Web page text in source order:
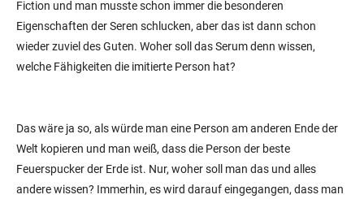
Fiction und man musste schon immer die besonderen
Eigenschaften der Seren schlucken, aber das ist dann schon
wieder zuviel des Guten. Woher soll das Serum denn wissen,
welche Fähigkeiten die imitierte Person hat?
Das wäre ja so, als würde man eine Person am anderen Ende der
Welt kopieren und man weiß, dass die Person der beste
Feuerspucker der Erde ist. Nur, woher soll man das und alles
andere wissen? Immerhin, es wird darauf eingegangen, dass man